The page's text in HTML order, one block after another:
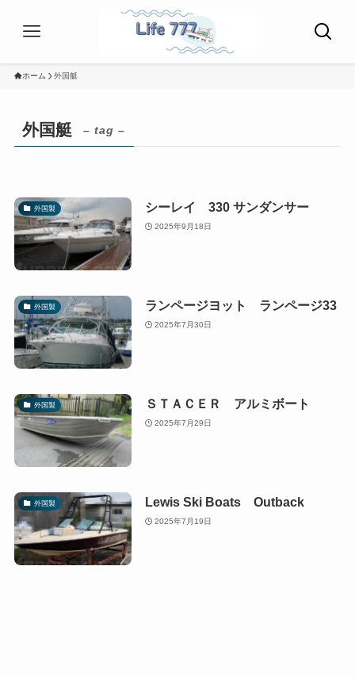
ホーム 外国艇
外国艇 – tag –
外国製 シーレイ 330 サンダンサー
2025年9月18日
外国製 ランページヨット ランページ33
2025年7月30日
外国製 ＳＴＡＣＥＲ アルミボート
2025年7月29日
外国製 Lewis Ski Boats Outback
2025年7月19日